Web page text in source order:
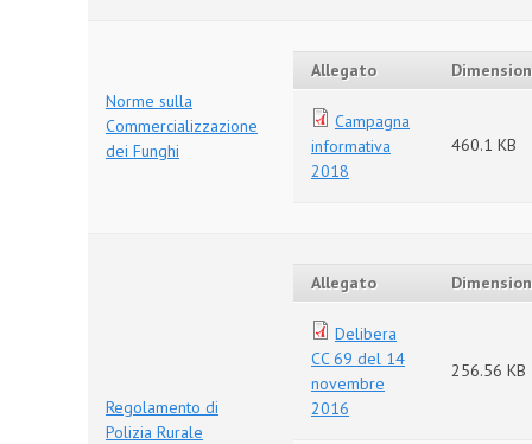
Norme sulla
Commercializzazione
dei Funghi
Allegato
Campagna
informativa
2018
460.1 KB
Regolamento di
Polizia Rurale
Allegato
Delibera
CC 69 del 14
novembre
2016
256.56 KB